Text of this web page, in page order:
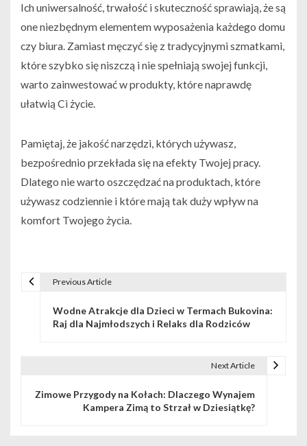
Ich uniwersalność, trwałość i skuteczność sprawiają, że są
one niezbędnym elementem wyposażenia każdego domu
czy biura. Zamiast męczyć się z tradycyjnymi szmatkami,
które szybko się niszczą i nie spełniają swojej funkcji,
warto zainwestować w produkty, które naprawdę
ułatwią Ci życie.
Pamiętaj, że jakość narzędzi, których używasz,
bezpośrednio przekłada się na efekty Twojej pracy.
Dlatego nie warto oszczędzać na produktach, które
używasz codziennie i które mają tak duży wpływ na
komfort Twojego życia.
Previous Article
Wodne Atrakcje dla Dzieci w Termach Bukovina:
Raj dla Najmłodszych i Relaks dla Rodziców
Next Article
Zimowe Przygody na Kołach: Dlaczego Wynajem
Kampera Zimą to Strzał w Dziesiątkę?